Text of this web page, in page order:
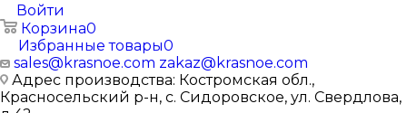
Войти
Корзина0
Избранные товары0
sales@krasnoe.com zakaz@krasnoe.com
Адрес производства: Костромская обл.,
Красносельский р-н, с. Сидоровское, ул. Свердлова,